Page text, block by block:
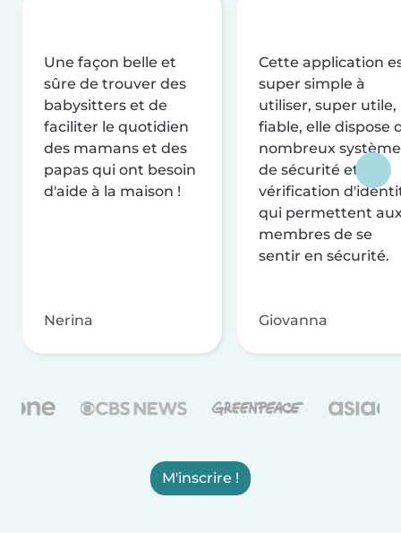
Une façon belle et
sûre de trouver des
babysitters et de
faciliter le quotidien
des mamans et des
papas qui ont besoin
d'aide à la maison !
Nerina
Cette application
super simple à
utiliser, super utile,
fiable, elle dispose
nombreux
de sécurité et de
vérification
qui permettent
membres de se
sentir en sécurité.
Giovanna
M'inscrire !